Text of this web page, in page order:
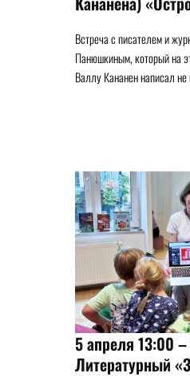
Встреча с писателем и
Панюшкиным, который на
Валлу Кананен написал
5 апреля 13:00
Литературный